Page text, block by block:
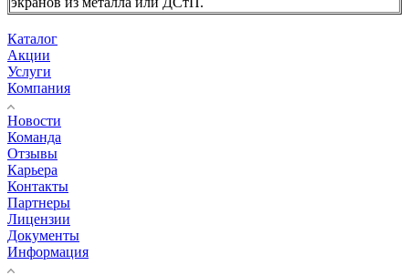
Каталог
Акции
Услуги
Компания
Новости
Команда
Отзывы
Карьера
Контакты
Партнеры
Лицензии
Документы
Информация